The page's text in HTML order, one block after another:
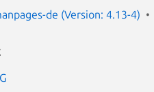
de (Version: 4.13-4)